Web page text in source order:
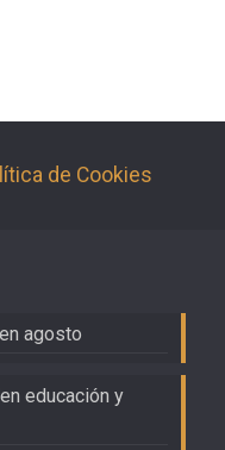
de Cookies
agosto
educación y